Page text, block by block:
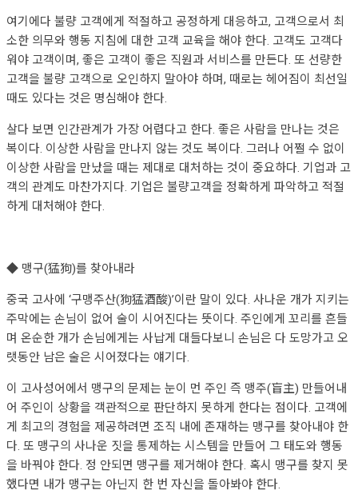
여기에다 불량 고객에게 적절하고 공정하게 대응하고, 고객으로서 최
소한 의무와 행동 지침에 대한 고객 교육을 해야 한다. 고객도 고객다
워야 고객이며, 좋은 고객이 좋은 직원과 서비스를 만든다. 또 선량한
고객을 불량 고객으로 오인하지 말아야 하며, 때로는 헤어짐이 최선일
때도 있다는 것은 명심해야 한다.
살다 보면 인간관계가 가장 어렵다고 한다. 좋은 사람을 만나는 것은
복이다. 이상한 사람을 만나지 않는 것도 복이다. 그러나 어쩔 수 없이
이상한 사람을 만났을 때는 제대로 대처하는 것이 중요하다. 기업과 고
객의 관계도 마찬가지다. 기업은 불량고객을 정확하게 파악하고 적절
하게 대처해야 한다.
◆ 맹구(猛狗)를 찾아내라
중국 고사에 ‘구맹주산(狗猛酒酸)’이란 말이 있다. 사나운 개가 지키는
주막에는 손님이 없어 술이 시어진다는 뜻이다. 주인에게 꼬리를 흔들
며 온순한 개가 손님에게는 사납게 대들다보니 손님은 다 도망가고 오
랫동안 남은 술은 시어졌다는 얘기다.
이 고사성어에서 맹구의 문제는 눈이 먼 주인 즉 맹주(盲主) 만들어내
어 주인이 상황을 객관적으로 판단하지 못하게 한다는 점이다. 고객에
게 최고의 경험을 제공하려면 조직 내에 존재하는 맹구를 찾아내야 한
다. 또 맹구의 사나운 짓을 통제하는 시스템을 만들어 그 태도와 행동
을 바꿔야 한다. 정 안되면 맹구를 제거해야 한다. 혹시 맹구를 찾지 못
했다면 내가 맹구는 아닌지 한 번 자신을 돌아봐야 한다.